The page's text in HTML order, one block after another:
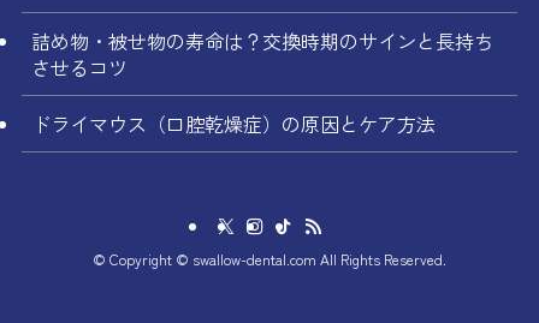
詰め物・被せ物の寿命は？交換時期のサインと長持ち
させるコツ
ドライマウス（口腔乾燥症）の原因とケア方法
© Copyright © swallow-dental.com All Rights Reserved.